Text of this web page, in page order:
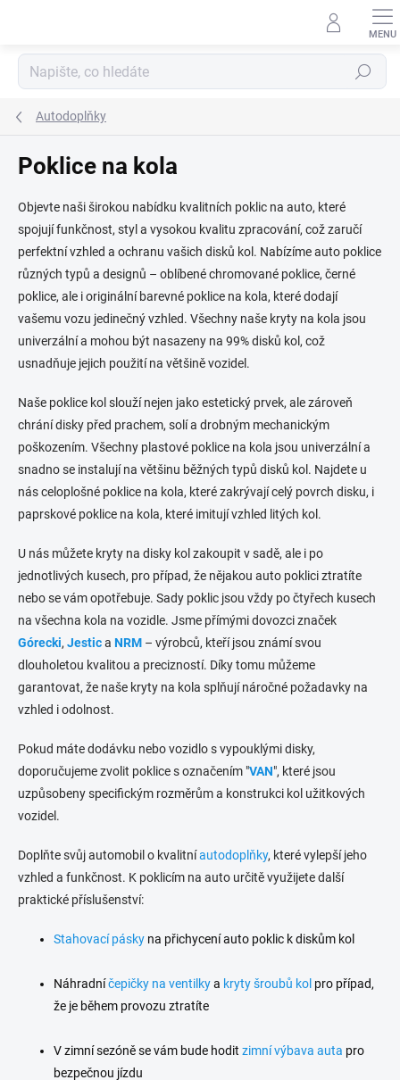
Hledat
Autodoplňky
Poklice na kola
Objevte naši širokou nabídku kvalitních poklic na auto, které
spojují funkčnost, styl a vysokou kvalitu zpracování, což zaručí
perfektní vzhled a ochranu vašich disků kol. Nabízímeauto poklice
různých typů a designů – oblíbenéchromované poklice, černé
poklice, ale i originální barevné poklice na kola, které dodají
vašemu vozu jedinečný vzhled. Všechny naše kryty na kola jsou
univerzální a mohou být nasazeny na 99% disků kol, což
usnadňuje jejich použití na většině vozidel.
Naše poklice kol slouží nejen jako estetický prvek, ale zároveň
chrání disky před prachem, solí a drobným mechanickým
poškozením. Všechny plastové poklice na kola jsou univerzální a
snadno se instalují na většinu běžných typů disků kol. Najdete u
násceloplošné poklice na kola, které zakrývají celý povrch disku, i
paprskové poklice na kola, které imitují vzhled litých kol.
U nás můžete kryty na disky kol zakoupit v sadě, ale i po
jednotlivých kusech, pro případ, že nějakou auto poklici ztratíte
nebo se vám opotřebuje. Sady poklic jsou vždy po čtyřech kusech
na všechna kola na vozidle. Jsme přímými dovozci značek
Górecki, Jestica NRM – výrobců, kteří jsou známí svou
dlouholetou kvalitou a precizností. Díky tomu můžeme
garantovat, že naše kryty na kola splňují náročné požadavky na
vzhled i odolnost.
Pokud máte dodávku nebo vozidlo s vypouklými disky,
doporučujeme zvolit poklice s označením "VAN", které jsou
uzpůsobeny specifickým rozměrům a konstrukci kol užitkových
vozidel.
Doplňte svůj automobil o kvalitníautodoplňky, které vylepší jeho
vzhled a funkčnost. K poklicím na auto určitě využijete další
praktické příslušenství:
Stahovací pásky na přichycení auto poklic k diskům kol
Náhradníčepičky na ventilkya kryty šroubů kol pro případ,
že je během provozu ztratíte
V zimní sezóně se vám bude hodit zimní výbava auta pro
bezpečnou jízdu